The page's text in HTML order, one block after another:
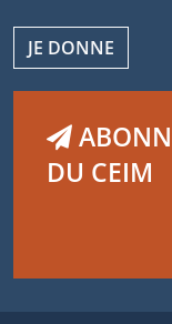
JE DONNE
DU CEIM